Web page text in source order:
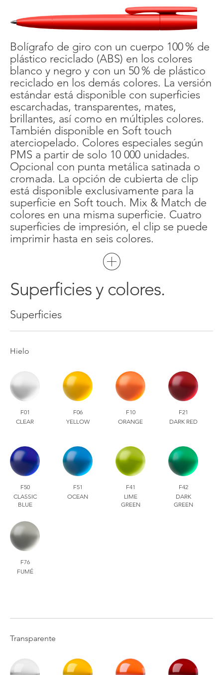
Bolígrafo de giro con un cuerpo 100 % de
plástico reciclado (ABS) en los colores
blanco y negro y con un 50 % de plástico
reciclado en los demás colores. La versión
estándar está disponible con superficies
escarchadas, transparentes, mates,
brillantes, así como en múltiples colores.
También disponible en Soft touch
aterciopelado. Colores especiales según
PMS a partir de solo 10 000 unidades.
Opcional con punta metálica satinada o
cromada. La opción de cubierta de clip
está disponible exclusivamente para la
superficie en Soft touch. Mix & Match de
colores en una misma superficie. Cuatro
superficies de impresión, el clip se puede
imprimir hasta en seis colores.
Superficies y colores.
Superficies
Hielo
F01
CLEAR
F06
YELLOW
F10
ORANGE
F21
DARK RED
F50
CLASSIC
BLUE
F51
OCEAN
F41
LIME
GREEN
F42
DARK
GREEN
F76
FUMÉ
Transparente